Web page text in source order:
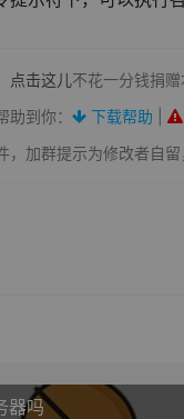
点击这儿不花一分钱捐
到你：
下载帮助
，加群提示为修改者自留
器吗